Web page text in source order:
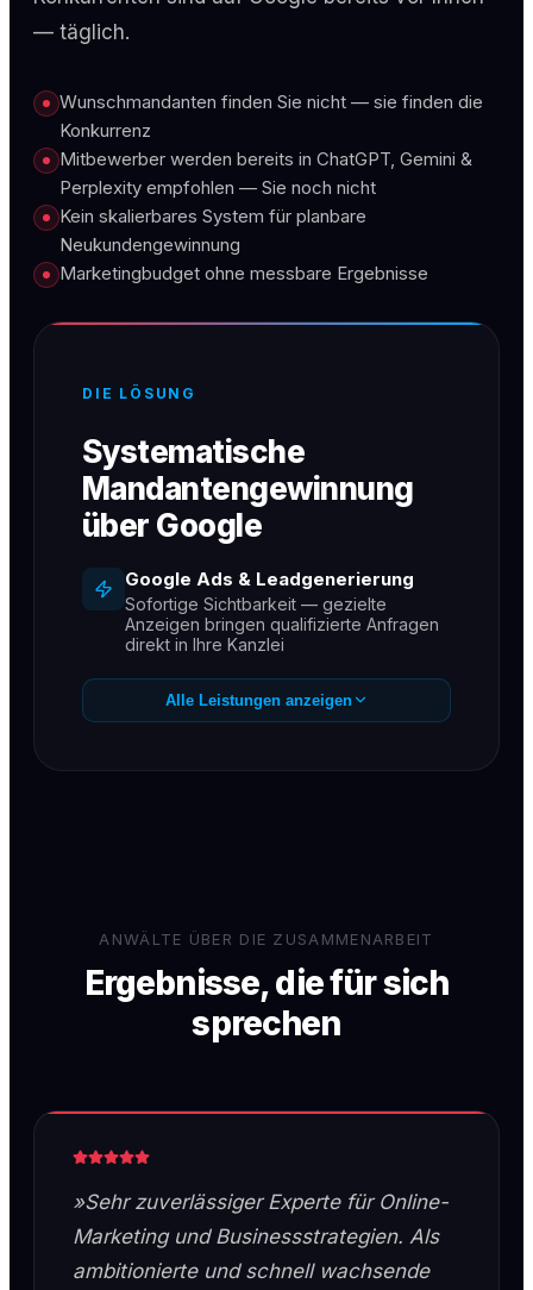
— täglich.
Wunschmandanten finden Sie nicht — sie finden die
Konkurrenz
Mitbewerber werden bereits in ChatGPT, Gemini &
Perplexity empfohlen — Sie noch nicht
Kein skalierbares System für planbare
Neukundengewinnung
Marketingbudget ohne messbare Ergebnisse
DIE LÖSUNG
Systematische
Mandantengewinnung
über Google
Google Ads & Leadgenerierung
Sofortige Sichtbarkeit — gezielte
Anzeigen bringen qualifizierte Anfragen
direkt in Ihre Kanzlei
SEO für Kanzleien
Dauerhaft auf Seite 1 für Ihre wichtigsten
Alle Leistungen anzeigen
ANWÄLTE ÜBER DIE ZUSAMMENARBEIT
Ergebnisse, die für sich
sprechen
»Sehr zuverlässiger Experte für Online-
Marketing und Businessstrategien. Als
ambitionierte und schnell wachsende